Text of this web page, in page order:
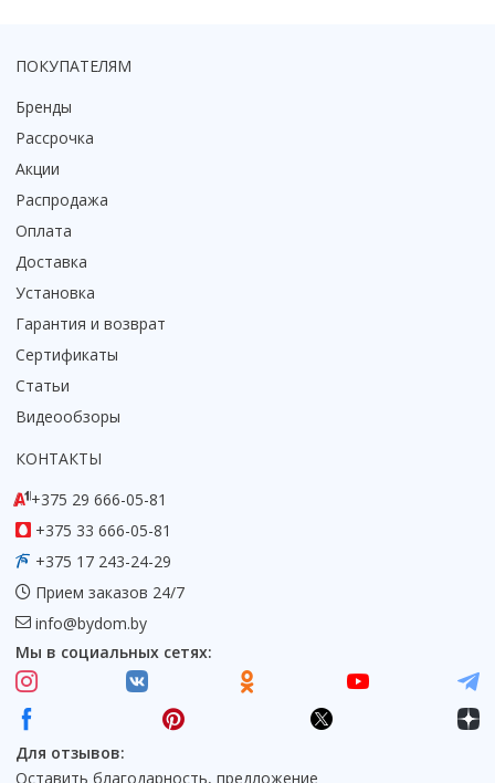
ПОКУПАТЕЛЯМ
Бренды
Рассрочка
Акции
Распродажа
Оплата
Доставка
Установка
Гарантия и возврат
Сертификаты
Статьи
Видеообзоры
КОНТАКТЫ
+375 29 666-05-81
+375 33 666-05-81
+375 17 243-24-29
Прием заказов 24/7
info@bydom.by
Мы в социальных сетях:
Для отзывов:
Оставить благодарность, предложение